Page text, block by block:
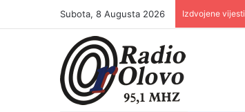
Subota, 8 Augusta 2026 Izdvojene vijesti